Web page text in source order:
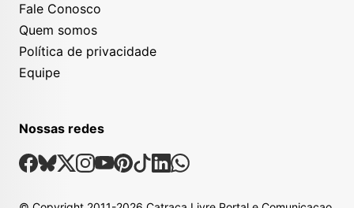
Fale Conosco
Quem somos
Política de privacidade
Equipe
Nossas redes
Nossas Redes Sociais
Facebook
Bsky
X Instagram
Youtube
Pinterest
TiktokLinkedin
Whatsapp